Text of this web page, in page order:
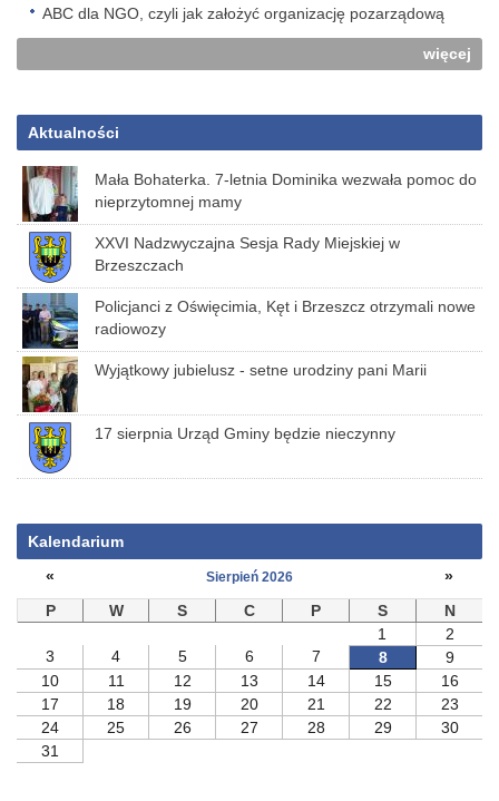
ABC dla NGO, czyli jak założyć organizację pozarządową
więcej
Aktualności
Mała Bohaterka. 7-letnia Dominika wezwała pomoc do
nieprzytomnej mamy
XXVI Nadzwyczajna Sesja Rady Miejskiej w
Brzeszczach
Policjanci z Oświęcimia, Kęt i Brzeszcz otrzymali nowe
radiowozy
Wyjątkowy jubielusz - setne urodziny pani Marii
17 sierpnia Urząd Gminy będzie nieczynny
Kalendarium
«
Sierpień 2026
»
P
W S C P S
N
1
2
3
4 5 6 7 8
9
10
11 12 13 14 15
16
17
18 19 20 21 22
23
24
25 26 27 28 29
30
31